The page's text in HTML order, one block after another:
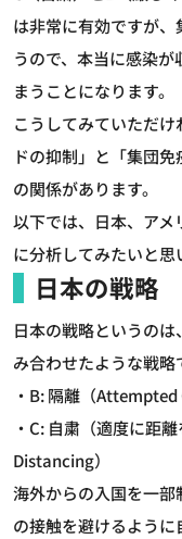
は非常に有効ですが
うので、本当に感染
まうことになります。
こうしてみていただ
ドの抑制」と「集団
の関係があります。
以下では、日本、ア
に分析してみたいと思
日本の戦略
日本の戦略というの
み合わせたような戦略
・B: 隔離（Attempted
・C: 自粛（適度に距
Distancing）
海外からの入国を一部
の接触を避けるよう